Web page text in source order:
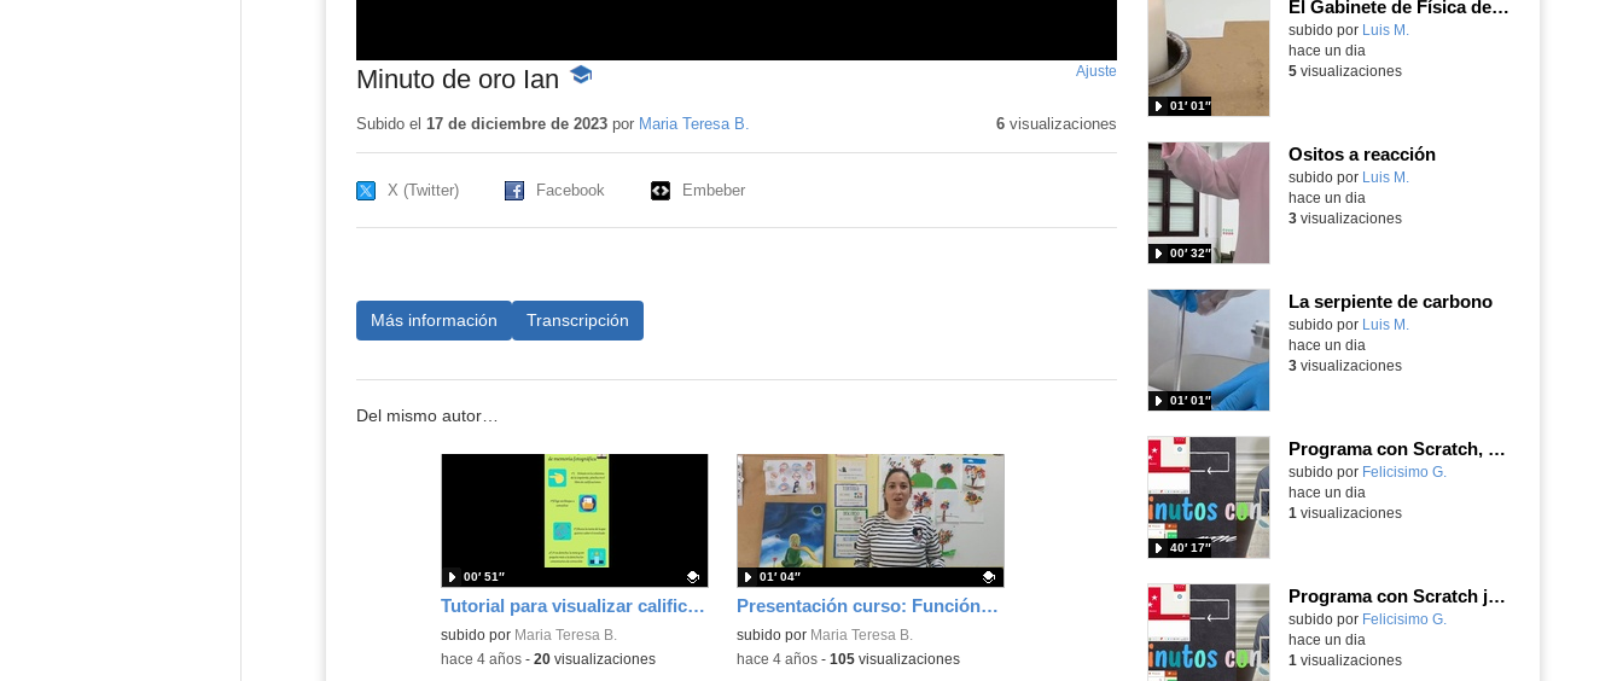
Minuto de oro Ian
-
educativo
Ajuste
pantalla
Subido el 17 de diciembre de 2023por Maria Teresa B. 6visualizaciones
X (Twitter) Facebook Embeber
Más información Transcripción
Del mismo autor…
Tutorial para visualizar calificaciones de un curso del crif
Contenido educativo.
subido por Maria Teresa B.
00′ 51″
-hace 4 años- 20visualizaciones
Presentación curso: Función tutorial en el Aula Virtual de Formación en línea, María Teresa Buendía
Contenido educativo.
subido por Maria Teresa B.
01′ 04″
-hace 4 años- 105visualizaciones
El Gabinete de Física del IES Enrique Tierno Galván de Parla (Curso 25-26)
Contenido educativo.
subido por Luis M.
01′ 01″
hace un dia
5visualizaciones
Ositos a reacción
Contenido educativo.
subido por Luis M.
00′ 32″
hace un dia
3visualizaciones
La serpiente de carbono
Contenido educativo.
subido por Luis M.
01′ 01″
hace un dia
3visualizaciones
Programa con Scratch, 8 diferentes juegos para vivir la emoción de los partidos de España en el mundial 2026
Contenido educativo.
subido por Felicisimo G.
40′ 17″
hace un dia
1 visualizaciones
Programa con Scratch juegos con los partidos del mundial 2026 ganados por España
Contenido educativo.
subido por Felicisimo G.
hace un dia
1 visualizaciones